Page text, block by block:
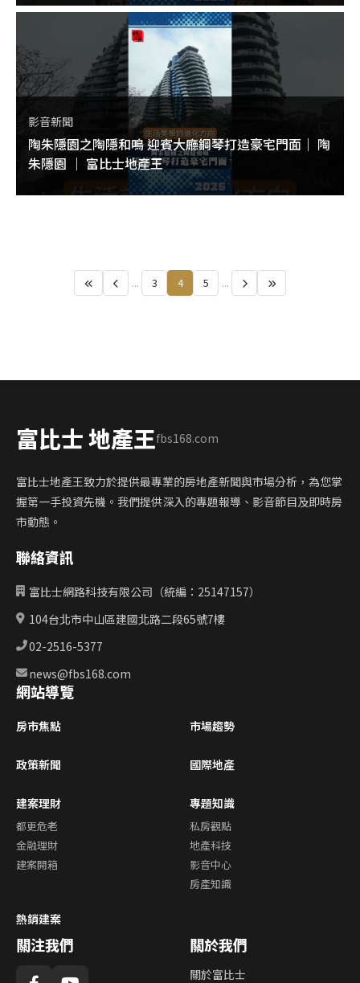
影音新聞
陶朱隱園之陶隱和鳴 迎賓大廳鋼琴打造豪宅門面｜ 陶
朱隱園 ｜ 富比士地產王
... 3 4 5 ...
富比士 地產王fbs168.com
富比士地產王致力於提供最專業的房地產新聞與市場分析，為您掌
握第一手投資先機。我們提供深入的專題報導、影音節目及即時房
市動態。
聯絡資訊
富比士網路科技有限公司（統編：25147157）
104台北市中山區建國北路二段65號7樓
02-2516-5377
news@fbs168.com
網站導覽
房市焦點 市場趨勢
政策新聞 國際地產
建案理財
都更危老
金融理財
建案開箱
專題知識
私房觀點
地產科技
影音中心
房產知識
熱銷建案
關注我們 關於我們
關於富比士